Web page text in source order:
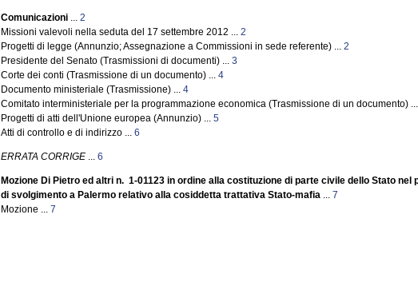
Comunicazioni ... 2
Missioni valevoli nella seduta del 17 settembre 2012 ... 2
Progetti di legge (Annunzio; Assegnazione a Commissioni in sede referente) ... 2
Presidente del Senato (Trasmissioni di documenti) ... 3
Corte dei conti (Trasmissione di un documento) ... 4
Documento ministeriale (Trasmissione) ... 4
Comitato interministeriale per la programmazione economica (Trasmissione di un documento) ...
Progetti di atti dell'Unione europea (Annunzio) ... 5
Atti di controllo e di indirizzo ... 6
ERRATA CORRIGE ... 6
Mozione Di Pietro ed altri n. 1-01123 in ordine alla costituzione di parte civile dello Stato nel
di svolgimento a Palermo relativo alla cosiddetta trattativa Stato-mafia ... 7
Mozione ... 7